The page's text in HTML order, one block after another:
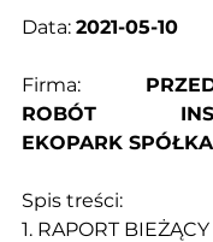
Data: 2021-05-10
Firma:
ROBÓT
EKOPARK
Spis treści:
1. RAPORT BIEŻĄCY